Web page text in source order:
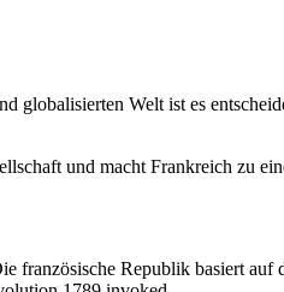
globalisierten Welt ist es
und macht Frankreich zu
französische Republik basiert